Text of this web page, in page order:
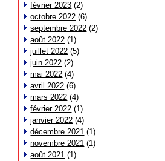
février 2023 (2)
octobre 2022 (6)
septembre 2022 (2)
août 2022 (1)
juillet 2022 (5)
juin 2022 (2)
mai 2022 (4)
avril 2022 (6)
mars 2022 (4)
février 2022 (1)
janvier 2022 (4)
décembre 2021 (1)
novembre 2021 (1)
août 2021 (1)